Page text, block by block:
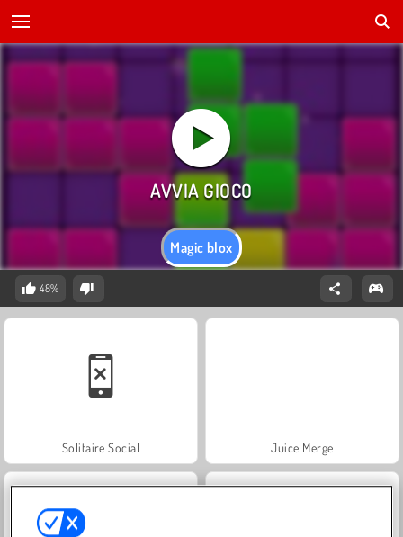
Magic blox
48%
Solitaire Social Juice Merge